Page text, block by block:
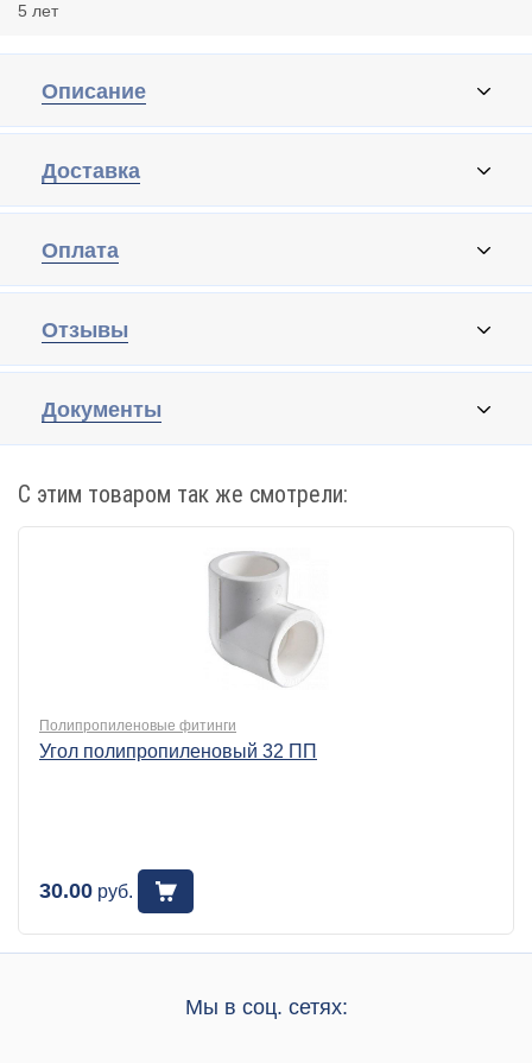
5 лет
Описание
Доставка
Оплата
Отзывы
Документы
С этим товаром так же смотрели:
Полипропиленовые фитинги
Угол полипропиленовый 32 ПП
30.00 руб.
Мы в соц. сетях: